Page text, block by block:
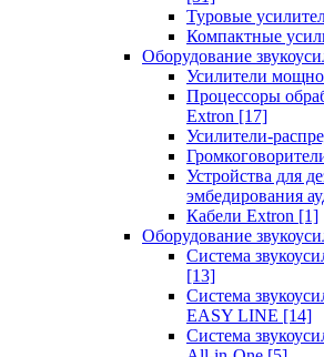
Туровые
Компактные
Оборудование
Усилители
Процессоры
Extron [17]
Усилители-
Устройства для
эмбедирования
Кабели Extron [1]
Оборудование
Система
[13]
Система
EASY LINE [14]
Система